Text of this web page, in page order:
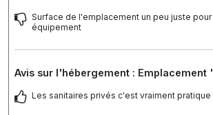
Surface de l'emplacement un peu juste pour
équipement
Avis sur l'hébergement : Emplacement
Les sanitaires privés c'est vraiment pratique